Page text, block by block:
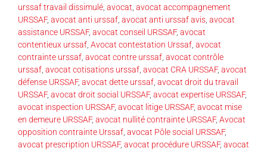
urssaf travail dissimulé avocat avocat accompagnement
URSSAF, avocat anti urssaf avocat anti urssaf avis avocat
assistance URSSAF, avocat conseil URSSAF, avocat
contentieux urssaf Avocat contestation Urssaf avocat
contrainte urssaf avocat contre urssaf avocat contrôle
urssaf avocat cotisations urssaf avocat CRA URSSAF, avocat
défense URSSAF, avocat dette urssaf avocat droit du travail
URSSAF, avocat droit social URSSAF, avocat expertise URSSAF,
avocat inspection URSSAF, avocat litige URSSAF, avocat mise
en demeure URSSAF, avocat nullité contrainte URSSAF, Avocat
opposition contrainte Urssaf avocat Pôle social URSSAF,
avocat prescription URSSAF, avocat procédure URSSAF, avocat